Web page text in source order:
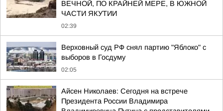
ВЕЧНОЙ, ПО КРАЙНЕЙ МЕРЕ, В ЮЖНОЙ
ЧАСТИ ЯКУТИИ
02:39
Верховный суд РФ снял партию "Яблоко" с
выборов в Госдуму
02:05
Айсен Николаев: Сегодня на встрече
Президента России Владимира